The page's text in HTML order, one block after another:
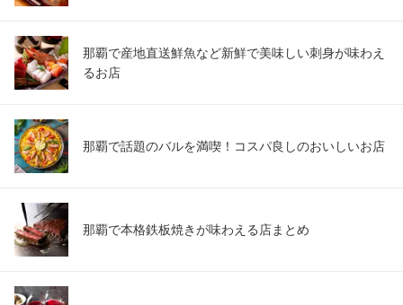
那覇で産地直送鮮魚など新鮮で美味しい刺身が味わえ
るお店
那覇で話題のバルを満喫！コスパ良しのおいしいお店
那覇で本格鉄板焼きが味わえる店まとめ